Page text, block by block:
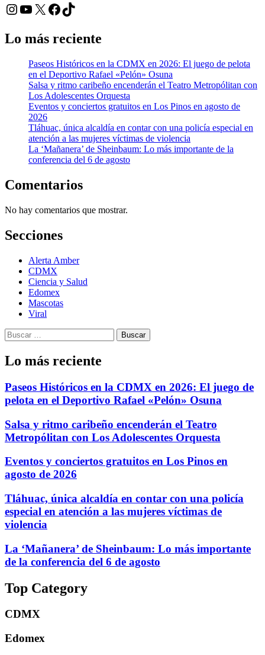
Instagram
YouTube
X Facebook
TikTok
Lo más reciente
Paseos Históricos en la CDMX en 2026: El juego de pelota
en el Deportivo Rafael «Pelón» Osuna
Salsa y ritmo caribeño encenderán el Teatro Metropólitan con
Los Adolescentes Orquesta
Eventos y conciertos gratuitos en Los Pinos en agosto de
2026
Tláhuac, única alcaldía en contar con una policía especial en
atención a las mujeres víctimas de violencia
La ‘Mañanera’ de Sheinbaum: Lo más importante de la
conferencia del 6 de agosto
Comentarios
No hay comentarios que mostrar.
Secciones
Alerta Amber
CDMX
Ciencia y Salud
Edomex
Mascotas
Viral
Buscar:
Lo más reciente
Paseos Históricos en la CDMX en 2026: El juego de
pelota en el Deportivo Rafael «Pelón» Osuna
Salsa y ritmo caribeño encenderán el Teatro
Metropólitan con Los Adolescentes Orquesta
Eventos y conciertos gratuitos en Los Pinos en
agosto de 2026
Tláhuac, única alcaldía en contar con una policía
especial en atención a las mujeres víctimas de
violencia
La ‘Mañanera’ de Sheinbaum: Lo más importante
de la conferencia del 6 de agosto
Top Category
CDMX
Edomex